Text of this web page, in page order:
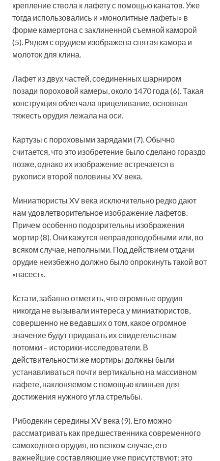
крепление ствола к лафету с помощью канатов. Уже
тогда использовались и «монолитные лафеты» в
форме камертона с заклиненной съемной каморой
(5). Рядом с орудием изображена снятая камора и
молоток для клина.
Лафет из двух частей, соединенных шарниром
позади пороховой камеры, около 1470 года (6). Такая
конструкция облегчала прицеливание, основная
тяжесть орудия лежала на оси.
Картузы с пороховыми зарядами (7). Обычно
считается, что это изобретение было сделано гораздо
позже, однако их изображение встречается в
рукописи второй половины XV века.
Миниатюристы XV века исключительно редко дают
нам удовлетворительное изображение лафетов.
Причем особенно подозрительны изображения
мортир (8). Они кажутся неправдоподобными или, во
всяком случае, неполными. Под действием отдачи
орудие неизбежно должно было опрокинуть такой вот
«насест».
Кстати, забавно отметить, что огромные орудия
никогда не вызывали интереса у миниатюристов,
совершенно не ведавших о том, какое огромное
значение будут придавать их свидетельствам
потомки – историки-исследователи. В
действительности же мортиры должны были
устанавливаться почти вертикально на массивном
лафете, наклоняемом с помощью клиньев для
достижения нужного угла стрельбы.
Рибодекин середины XV века (9). Его можно
рассматривать как предшественника современного
самоходного орудия, во всяком случае, его
важнейшие составляющие уже присутствуют: это